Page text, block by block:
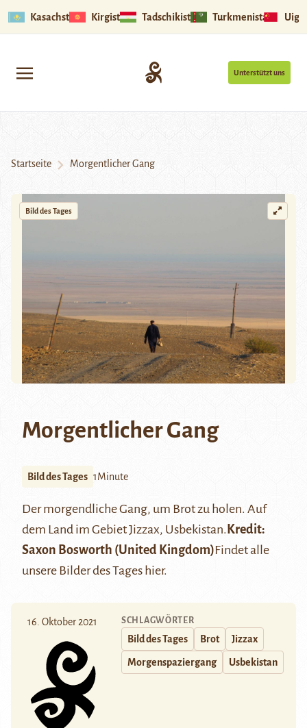
Kasachstan Kirgistan Tadschikistan Turkmenistan
Unterstützt uns
Startseite Morgentlicher Gang
Bild des Tages
Morgentlicher Gang
Bild des Tages 1Minute
Der morgendliche Gang, um Brot zu holen. Auf
dem Land im Gebiet Jizzax, Usbekistan.Kredit:
Saxon Bosworth (United Kingdom)Findet alle
unsere Bilder des Tages hier.
16. Oktober 2021 SCHLAGWÖRTER
Bild des Tages Brot Jizzax
Morgenspaziergang Usbekistan